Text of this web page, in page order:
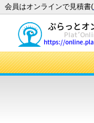
会員はオンラインで見積書(